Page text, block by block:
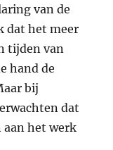
van de
dat het meer
tijden van
hand de
bij
dat
het werk